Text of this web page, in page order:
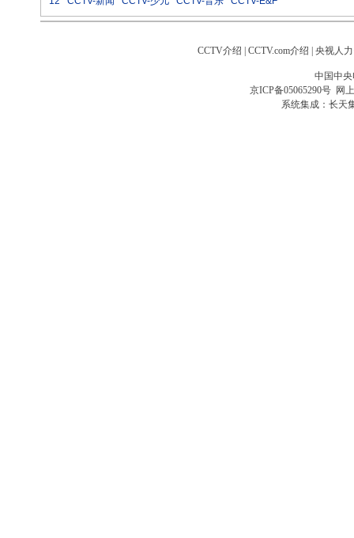
CCTV介绍 CCTV.com介绍 央视人
中国中
京ICP备05065290号 网
系统集成： 长天